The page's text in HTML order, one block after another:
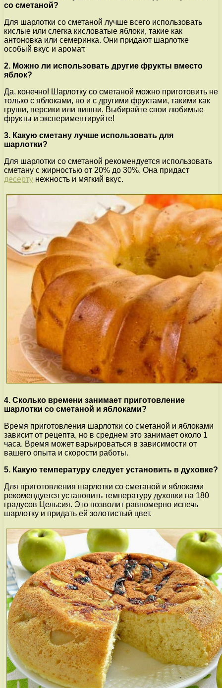
со сметаной?
Для шарлотки со сметаной лучше всего использовать
кислые или слегка кисловатые яблоки, такие как
антоновка или семеринка. Они придают шарлотке
особый вкус и аромат.
2. Можно ли использовать другие фрукты вместо
яблок?
Да, конечно! Шарлотку со сметаной можно приготовить не
только с яблоками, но и с другими фруктами, такими как
груши, персики или вишни. Выбирайте свои любимые
фрукты и экспериментируйте!
3. Какую сметану лучше использовать для
шарлотки?
Для шарлотки со сметаной рекомендуется использовать
сметану с жирностью от 20% до 30%. Она придаст
десерту нежность и мягкий вкус.
4. Сколько времени занимает приготовление
шарлотки со сметаной и яблоками?
Время приготовления шарлотки со сметаной и яблоками
зависит от рецепта, но в среднем это занимает около 1
часа. Время может варьироваться в зависимости от
вашего опыта и скорости работы.
5. Какую температуру следует установить в духовке?
Для приготовления шарлотки со сметаной и яблоками
рекомендуется установить температуру духовки на 180
градусов Цельсия. Это позволит равномерно испечь
шарлотку и придать ей золотистый цвет.